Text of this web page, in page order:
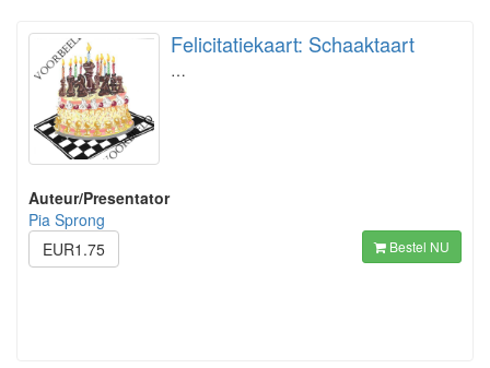
Felicitatiekaart: Schaaktaart
…
Auteur/Presentator
Pia Sprong
EUR1.75
Bestel NU